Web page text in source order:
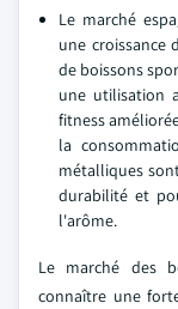
Le marché
une croissance
de boissons
une utilisation
fitness
la
métalliques
durabilité et
l'arôme.
Le marché des
connaître une